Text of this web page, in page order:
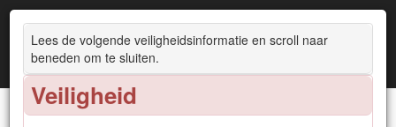
Lees de volgende veiligheidsinformatie en scroll naar
beneden om te sluiten.
Veiligheid
Groundsmaster® 5900 of 5910 cirkelmaaier